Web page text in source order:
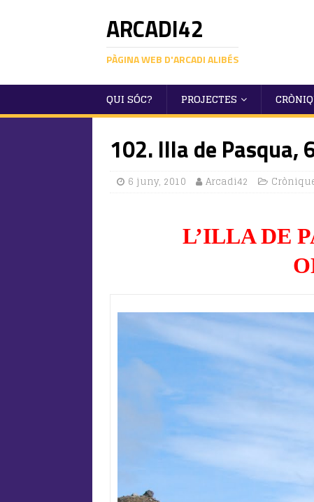
ARCADI42
PÀGINA WEB D'ARCADI ALIBÉS
QUI SÓC? PROJECTES
102. Illa de Pasqua,
6 juny, 2010 Arcadi42
L’ILLA DE